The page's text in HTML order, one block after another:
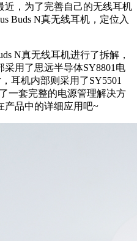
近，为了完善自己的无线耳机
Buds N真无线耳机，定位入
N真无线耳机进行了拆解，
用了思远半导体SY8801电
耳机内部则采用了SY5501
一套完整的电源管理解决方
产品中的详细应用吧~